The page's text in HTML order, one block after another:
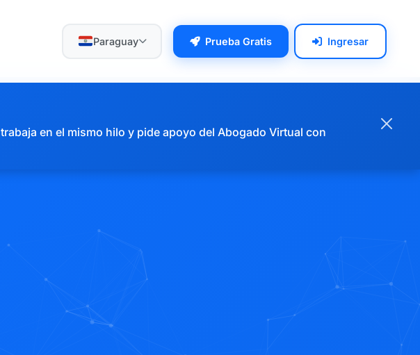
Paraguay Prueba Gratis Ingresar
en el mismo hilo y pide apoyo del Abogado Virtual con